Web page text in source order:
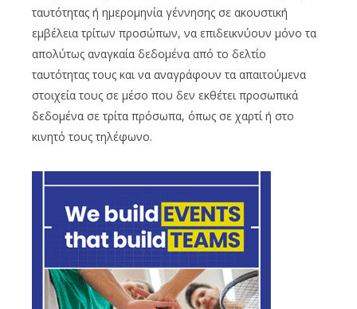
ταυτότητας ή ημερομηνία γέννησης σε ακουστική
εμβέλεια τρίτων προσώπων, να επιδεικνύουν μόνο τα
απολύτως αναγκαία δεδομένα από το δελτίο
ταυτότητας τους και να αναγράφουν τα απαιτούμενα
στοιχεία τους σε μέσο που δεν εκθέτει προσωπικά
δεδομένα σε τρίτα πρόσωπα, όπως σε χαρτί ή στο
κινητό τους τηλέφωνο.